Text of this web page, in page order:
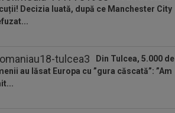
European! Victorie mare
PSG - Manchester United 1-1.
de cinci stele pentru Regina
Decizia luată, după ce Manchester City
Din Tulcea, 5.000 de
au lăsat Europa cu ”gura căscată”: ”Am